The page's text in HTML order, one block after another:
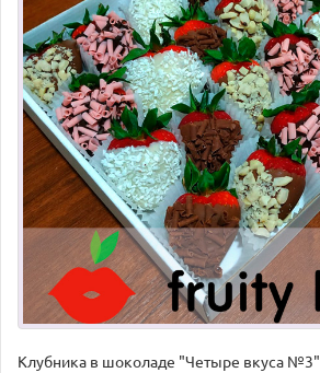
Клубника в шоколаде "Четыре вкуса №3"